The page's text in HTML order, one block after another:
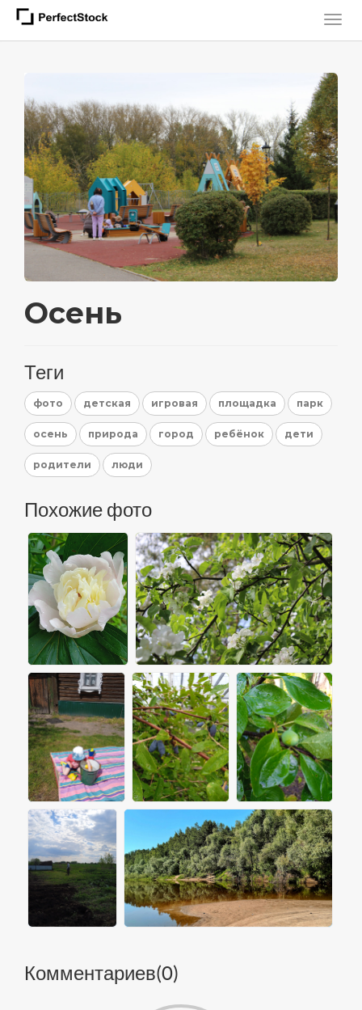
Осень
Теги
фото детская игровая площадка парк
осень природа город ребёнок дети
родители люди
Похожие фото
Комментариев(0)